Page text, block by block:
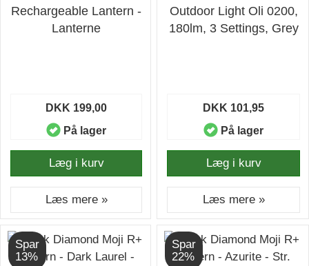
Rechargeable Lantern -
Lanterne
DKK 199,00
På lager
Læg i kurv
Læs mere »
Outdoor Light Oli 0200,
180lm, 3 Settings, Grey
DKK 101,95
På lager
Læg i kurv
Læs mere »
Spar
13%
Spar
22%